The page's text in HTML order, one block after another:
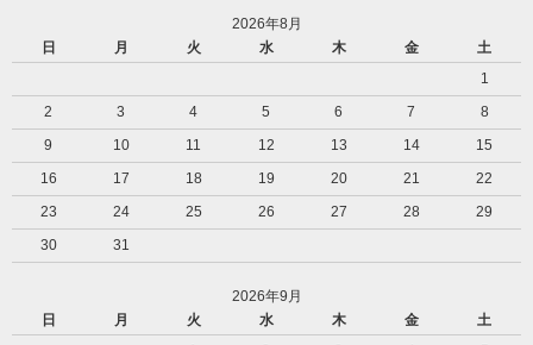
2026年8月
日
月 火 水 木 金
土
1
2
3 4 5 6 7
8
9
10 11 12 13 14
15
16
17 18 19 20 21
22
23
24 25 26 27 28
29
30
31
2026年9月
日
月 火 水 木 金
土